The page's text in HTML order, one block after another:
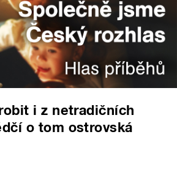
i z netradičních
o tom ostrovská